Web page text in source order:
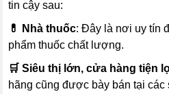
tin cậy sau:
💊 Nhà thuốc: Đây là nơi uy tín
phẩm thuốc chất lượng.
🛒 Siêu thị lớn, cửa hàng tiện
hãng cũng được bày bán tại